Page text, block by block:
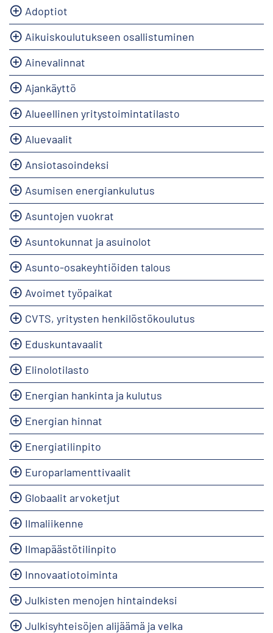
Adoptiot
Aikuiskoulutukseen osallistuminen
Ainevalinnat
Ajankäyttö
Alueellinen yritystoimintatilasto
Aluevaalit
Ansiotasoindeksi
Asumisen energiankulutus
Asuntojen vuokrat
Asuntokunnat ja asuinolot
Asunto-osakeyhtiöiden talous
Avoimet työpaikat
CVTS, yritysten henkilöstökoulutus
Eduskuntavaalit
Elinolotilasto
Energian hankinta ja kulutus
Energian hinnat
Energiatilinpito
Europarlamenttivaalit
Globaalit arvoketjut
Ilmaliikenne
Ilmapäästötilinpito
Innovaatiotoiminta
Julkisten menojen hintaindeksi
Julkisyhteisöjen alijäämä ja velka